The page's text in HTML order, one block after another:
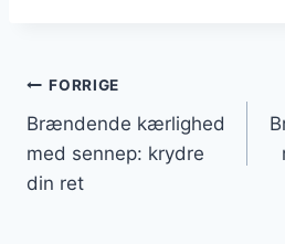
FORRIGE
Brændende kærlighed
med sennep: krydre
din ret